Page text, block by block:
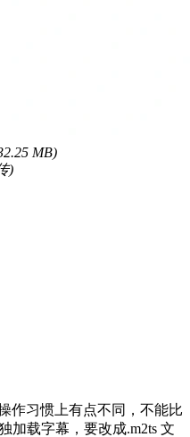
MB)
)
作习惯上有点不同，不能比
加载字幕，要改成.m2ts 文